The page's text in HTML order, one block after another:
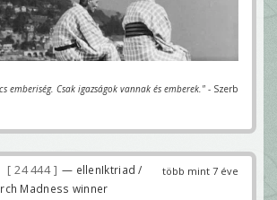
emberiség. Csak igazságok vannak és emberek." - Szerb
több mint 7 éve
24 444
— ellenIktriad /
Madness winner